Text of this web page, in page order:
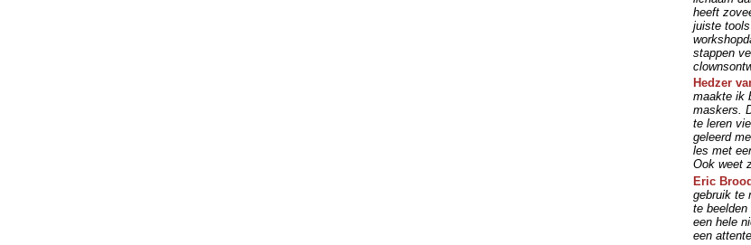
heeft
juiste
stappen
Hedzer
maakte ik
maskers.
te leren
geleerd
les met
Ook weet
Eric
gebruik te
te
een hele
een